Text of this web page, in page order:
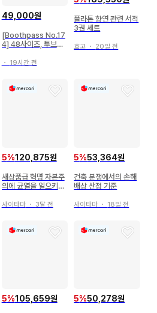
49,000원
[Boothpass No.17
4] 48사이즈, 투브릿
・ 19시간 전
플라톤 향연 관련 서적
3권 세트
효고 ・ 20일 전
5%120,875원
새상품급 혁명 자본주
의에 균열을 일으키다
포함
사이타마・ 3달 전
5%53,364원
건축 분쟁에서의 손해
배상 산정 기준
사이타마 ・ 18일 전
5%105,659원 5%50,278원